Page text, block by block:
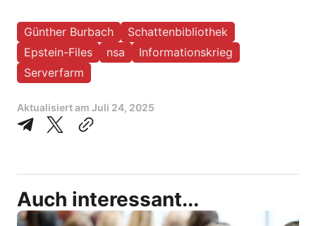
Günther Burbach
Schattenbibliothek
Epstein-Files
nsa
Informationskrieg
Serverfarm
Aktualisiert am Juli 24, 2025
Auch interessant...